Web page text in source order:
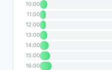
10:00
11:00
12:00
13:00
14:00
15:00
16:00